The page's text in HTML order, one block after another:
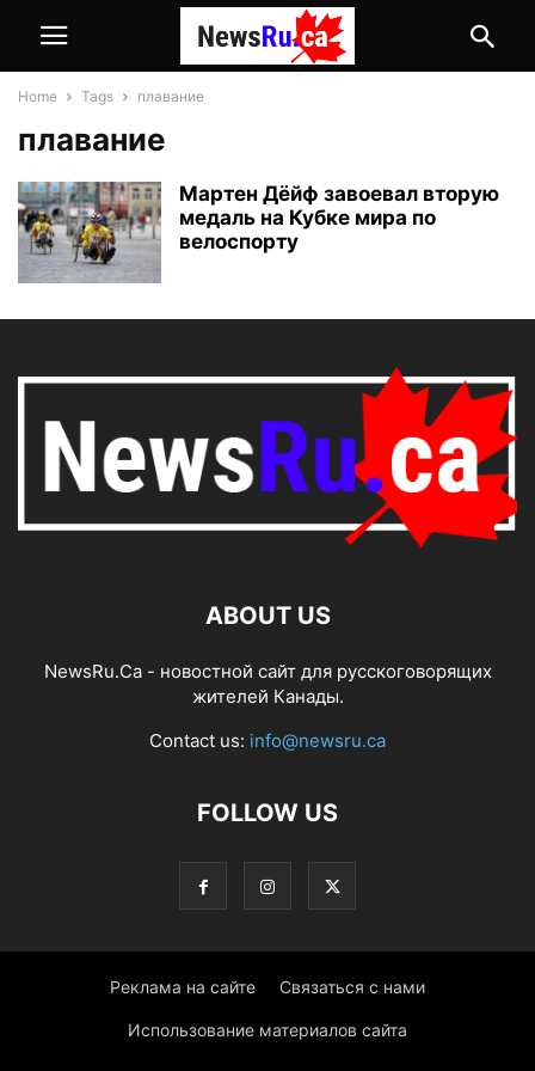
Home Tags плавание
плавание
Мартен Дёйф завоевал вторую
медаль на Кубке мира по
велоспорту
ABOUT US
NewsRu.Ca - новостной сайт для русскоговорящих
жителей Канады.
Contact us: info@newsru.ca
FOLLOW US
Реклама на сайте Связаться с нами
Использование материалов сайта